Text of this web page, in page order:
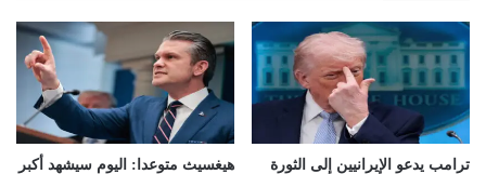
ترامب يدعو الإيرانيين إلى الثورة
هيغسيث متوعدا: اليوم سيشهد أكبر